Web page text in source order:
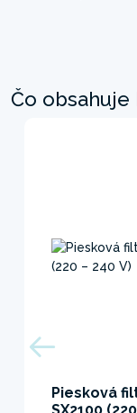
Čo obsahuje
Piesková